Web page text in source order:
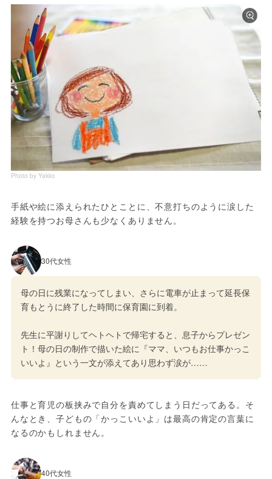
Photo by Yakko
手紙や絵に添えられたひとことに、不意打ちのように涙した
経験を持つお母さんも少なくありません。
30代女性
母の日に残業になってしまい、さらに電車が止まって延長保
育もとうに終了した時間に保育園に到着。
先生に平謝りしてヘトヘトで帰宅すると、息子からプレゼン
ト！母の日の制作で描いた絵に『ママ、いつもお仕事かっこ
いいよ』という一文が添えてあり思わず涙が……
仕事と育児の板挟みで自分を責めてしまう日だってある。そ
んなとき、子どもの「かっこいいよ」は最高の肯定の言葉に
なるのかもしれません。
40代女性